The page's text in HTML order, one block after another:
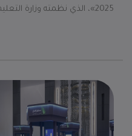
2025»، الذي نظمته وزارة التعليم في الرياض بهدف تعزيز…